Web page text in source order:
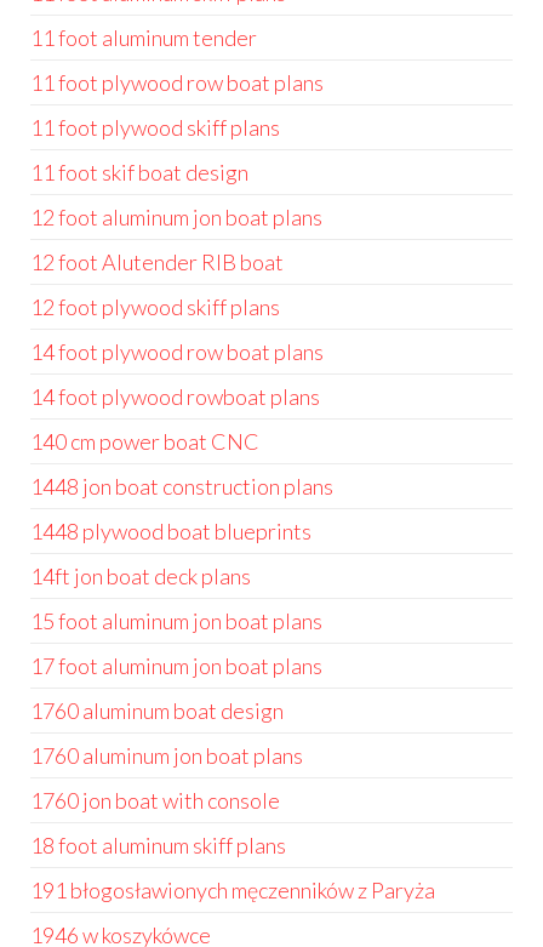
11 foot aluminum tender
11 foot plywood row boat plans
11 foot plywood skiff plans
11 foot skif boat design
12 foot aluminum jon boat plans
12 foot Alutender RIB boat
12 foot plywood skiff plans
14 foot plywood row boat plans
14 foot plywood rowboat plans
140 cm power boat CNC
1448 jon boat construction plans
1448 plywood boat blueprints
14ft jon boat deck plans
15 foot aluminum jon boat plans
17 foot aluminum jon boat plans
1760 aluminum boat design
1760 aluminum jon boat plans
1760 jon boat with console
18 foot aluminum skiff plans
191 błogosławionych męczenników z Paryża
1946 w koszykówce